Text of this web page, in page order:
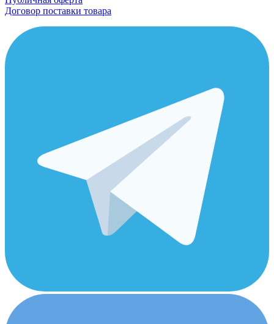
Договор поставки товара